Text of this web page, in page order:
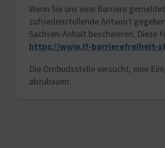
Wenn Sie uns eine Barriere
zufriedenstellende Antwort
Sachsen-Anhalt beschweren. Diese
https://www.lf-barrierefreiheit-
Die Ombudsstelle versucht, eine
abzubauen.